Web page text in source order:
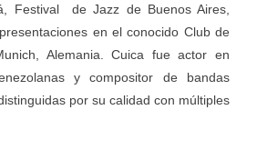
Festival de Jazz de Buenos Aires,
en el conocido Club de
Alemania. Cuica fue actor en
y compositor de bandas
por su calidad con múltiples